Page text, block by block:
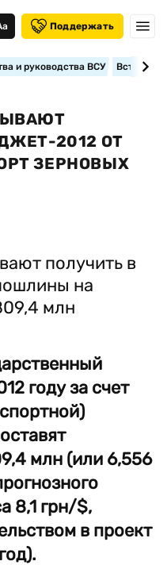
Поддержать
и руководства ВСУ
2012 ОТ
ЗЕРНОВЫХ
году за счет
млн (или 6,556
8,1 грн/$,
в проект